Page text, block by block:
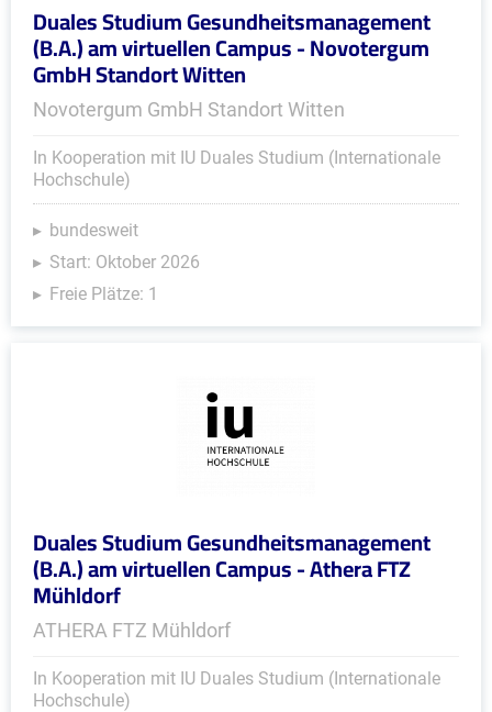
Duales Studium Gesundheitsmanagement
(B.A.) am virtuellen Campus - Novotergum
GmbH Standort Witten
Novotergum GmbH Standort Witten
In Kooperation mit IU Duales Studium (Internationale
Hochschule)
bundesweit
Start: Oktober 2026
Freie Plätze: 1
Duales Studium Gesundheitsmanagement
(B.A.) am virtuellen Campus - Athera FTZ
Mühldorf
ATHERA FTZ Mühldorf
In Kooperation mit IU Duales Studium (Internationale
Hochschule)